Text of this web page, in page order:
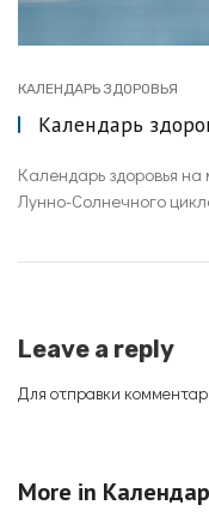
КАЛЕНДАРЬ ЗДОРОВЬЯ
Календарь
Календарь здоровья
Лунно-Солнечного
Leave a reply
Для отправки
More in